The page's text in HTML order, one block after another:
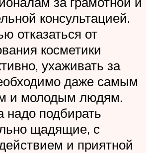
консультацией.
отказаться от
косметики
ухаживать за
даже самым
и молодым людям.
надо подбирать
щадящие, с
и приятной